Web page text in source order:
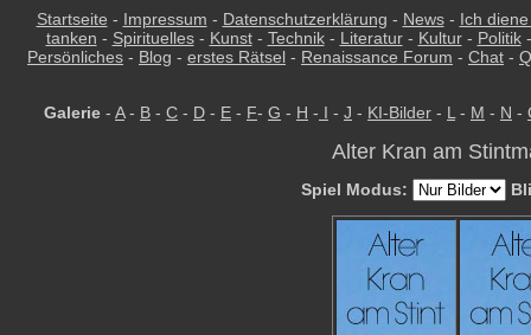
Startseite - Impressum - Datenschutzerklärung - News- Ich
tanken - Spirituelles- Kunst- Technik- Literatur- Kultur- Politik
Persönliches - Blog - erstes Rätsel - Renaissance Forum - Chat -
Galerie - A- B - C - D - E - F- G - H - I - J - KI-Bilder - L - M - N -
Alter Kran am
Spiel Modus: